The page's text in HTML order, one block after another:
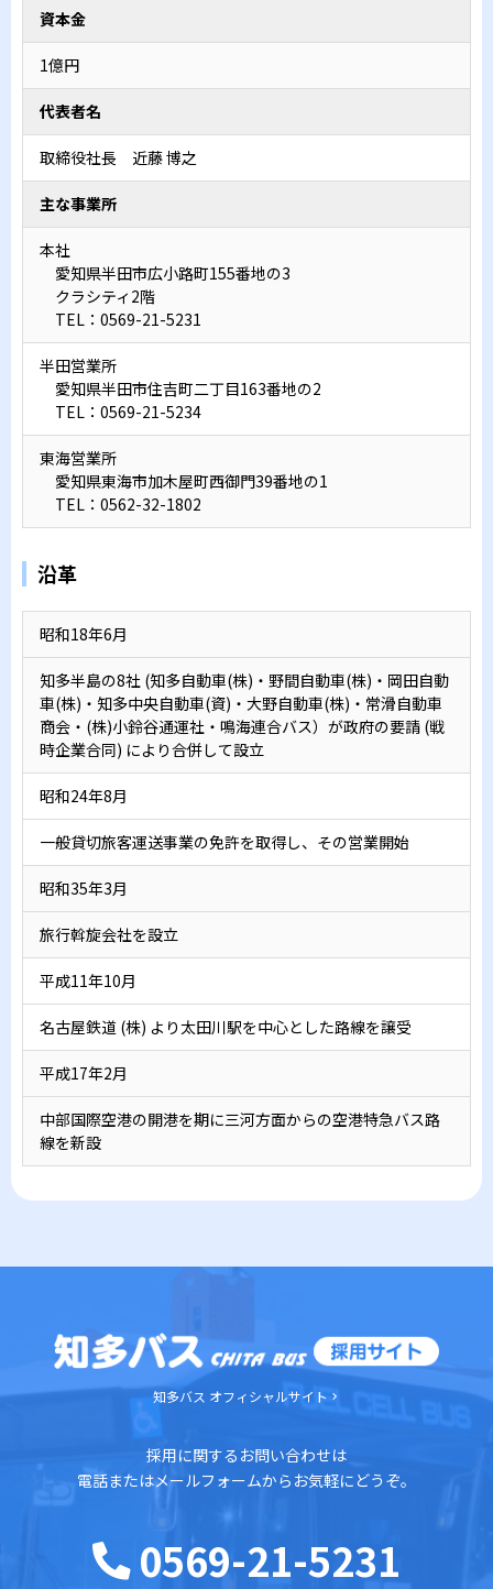
資本金
1億円
代表者名
取締役社長 近藤 博之
主な事業所
本社
愛知県半田市広小路町155番地の3
クラシティ2階
TEL：0569-21-5231
半田営業所
愛知県半田市住吉町二丁目163番地の2
TEL：0569-21-5234
東海営業所
愛知県東海市加木屋町西御門39番地の1
TEL：0562-32-1802
沿革
昭和18年6月
知多半島の8社 (知多自動車(株)・野間自動車(株)・岡田自動
車(株)・知多中央自動車(資)・大野自動車(株)・常滑自動車
商会・(株)小鈴谷通運社・鳴海連合バス）が政府の要請 (戦
時企業合同) により合併して設立
昭和24年8月
一般貸切旅客運送事業の免許を取得し、その営業開始
昭和35年3月
旅行斡旋会社を設立
平成11年10月
名古屋鉄道 (株) より太田川駅を中心とした路線を譲受
平成17年2月
中部国際空港の開港を期に三河方面からの空港特急バス路
線を新設
知多バス オフィシャルサイト
採用に関するお問い合わせは
電話またはメールフォームからお気軽にどうぞ。
0569-21-5231